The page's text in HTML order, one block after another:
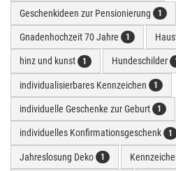
Geschenkideen zur Pensionierung 1
Gnadenhochzeit 70 Jahre 1
hinz und kunst 1 Hundeschilder
individualisierbares Kennzeichen 1
individuelle Geschenke zur Geburt 1
individuelles Konfirmationsgeschenk 1
Jahreslosung Deko 1